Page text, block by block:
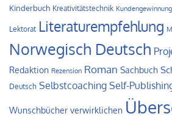
Kinderbuch Kreativitätstechnik Kundengewinnung
Lektorat Literaturempfehlung
Norwegisch Deutsch
Redaktion Rezension Roman Sachbuch
Deutsch Selbstcoaching Self-
Wunschbücher verwirklichen